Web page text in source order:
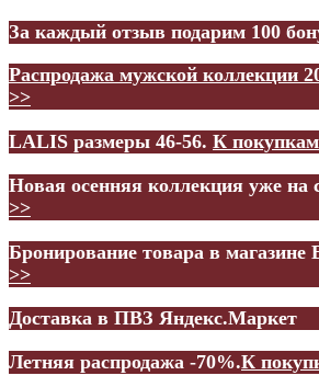
За каждый отзыв подарим 100
Распродажа мужской коллекции
>>
LALIS размеры 46-56. К
Новая осенняя коллекция уже на
>>
Бронирование товара в магазине
>>
Доставка в ПВЗ Яндекс.Маркет
Летняя распродажа -70%.К